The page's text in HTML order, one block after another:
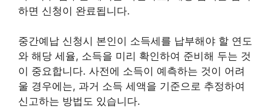
하면 신청이 완료됩니다.
중간예납 신청시 본인이 소득세를 납부해야 할 연도
와 해당 세율, 소득을 미리 확인하여 준비해 두는 것
이 중요합니다. 사전에 소득이 예측하는 것이 어려
울 경우에는, 과거 소득 세액을 기준으로 추정하여
신고하는 방법도 있습니다.